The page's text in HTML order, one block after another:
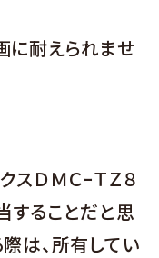
に耐えられませ
スＤＭＣｰＴＺ８
することだと思
は、所有してい